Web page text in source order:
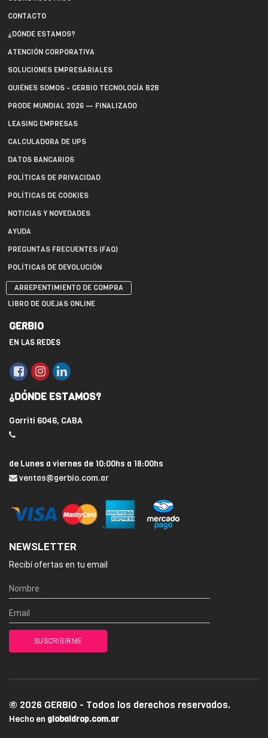
CONTACTO
¿DÓNDE ESTAMOS?
ATENCIÓN CORPORATIVA
SOLUCIONES EMPRESARIALES
QUIÉNES SOMOS - GERBIO TECNOLOGÍA B2B
PRODE MUNDIAL 2026 — FINALIZADO
LEASING EMPRESAS
CALCULADORA DE UPS
DATOS BANCARIOS
POLÍTICAS DE PRIVACIDAD
POLÍTICAS DE COOKIES
NOTICIAS Y NOVEDADES
AYUDA
PREGUNTAS FRECUENTES (FAQ)
POLÍTICAS DE DEVOLUCIÓN
ARREPENTIMIENTO DE COMPRA
LIBRO DE QUEJAS ONLINE
GERBIO
EN LAS REDES
¿DÓNDE ESTAMOS?
Gorriti 6046, CABA
de Lunes a viernes de 10:00hs a 18:00hs
ventas@gerbio.com.ar
NEWSLETTER
Recibí ofertas en tu email
© 2026 GERBIO - Todos los derechos reservados.
Hecho en globaldrop.com.ar